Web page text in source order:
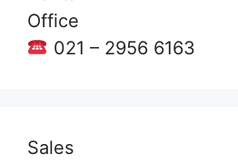
Office
021 – 2956 6163
Sales